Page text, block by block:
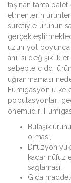
taşınan tahta
etmenlerin
suretiyle ürünün
uzun yol boyunca
ani ısı
sebeple ciddi
uğranmaması
Fumigasyon
populasyonları
önemlidir.
Bulaşık
olması,
Difüzyon
kadar nüfuz
sağlaması,
Gıda